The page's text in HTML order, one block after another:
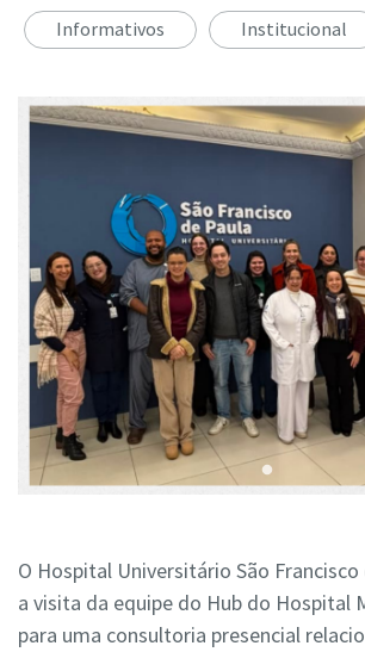
O Hospital Universitário São Francisco
a visita da equipe do Hub do Hospital
para uma consultoria presencial
Informativos Institucional